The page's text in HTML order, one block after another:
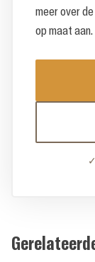
meer over
op maat aan.